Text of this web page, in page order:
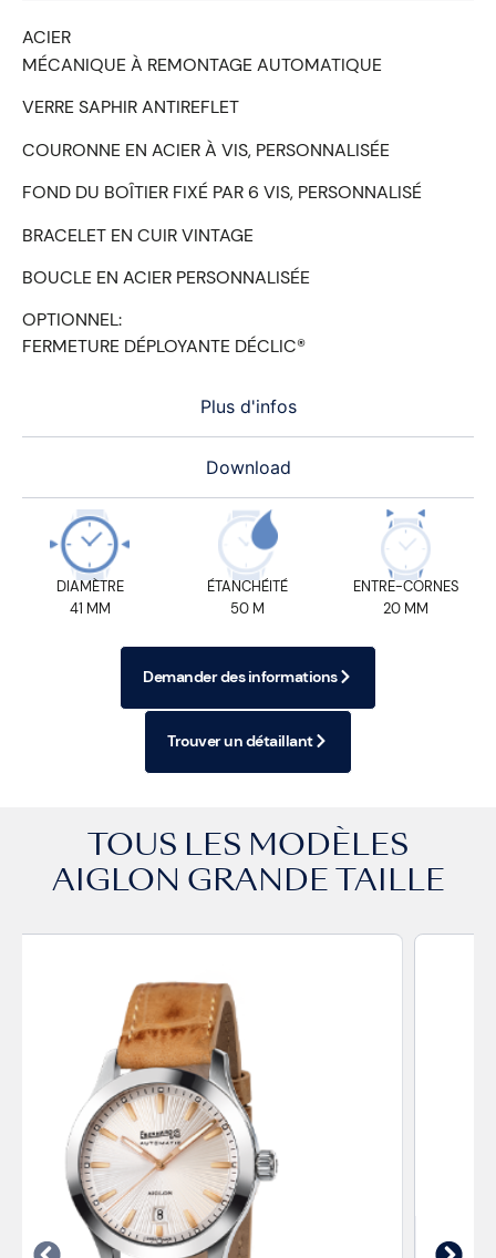
Plus d'infos
Download
ACIER
MÉCANIQUE À REMONTAGE AUTOMATIQUE
VERRE SAPHIR ANTIREFLET
COURONNE EN ACIER À VIS, PERSONNALISÉE
FOND DU BOÎTIER FIXÉ PAR 6 VIS, PERSONNALISÉ
BRACELET EN CUIR VINTAGE
BOUCLE EN ACIER PERSONNALISÉE
OPTIONNEL:
FERMETURE DÉPLOYANTE DÉCLIC®
DIAMÈTRE
41 MM
ÉTANCHÉITÉ
50 M
ENTRE-CORNES
20 MM
Demander des informations
Trouver un détaillant
TOUS LES MODÈLES
AIGLON GRANDE TAILLE